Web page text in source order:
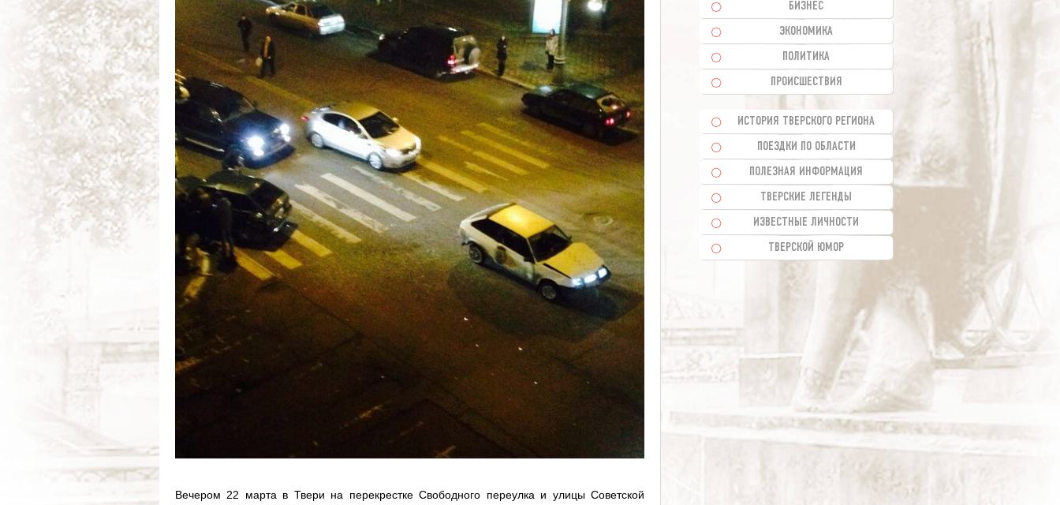
Вечером 22 марта в Твери на перекрестке Свободного переулка и улицы Советской
БИЗНЕС
ЭКОНОМИКА
ПОЛИТИКА
ПРОИСШЕСТВИЯ
ИСТОРИЯ ТВЕРСКОГО РЕГИОНА
ПОЕЗДКИ ПО ОБЛАСТИ
ПОЛЕЗНАЯ ИНФОРМАЦИЯ
ТВЕРСКИЕ ЛЕГЕНДЫ
ИЗВЕСТНЫЕ ЛИЧНОСТИ
ТВЕРСКОЙ ЮМОР